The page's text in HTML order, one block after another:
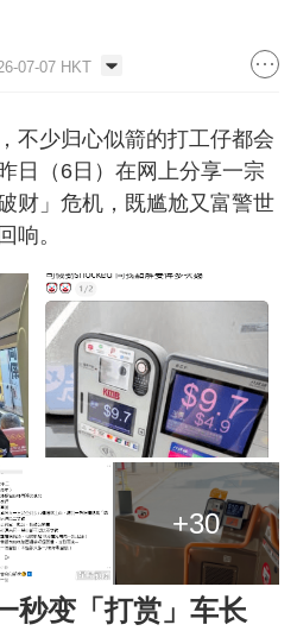
07-07 HKT
不少归心似箭的打工仔都会
日（6日）在网上分享一宗
财」危机，既尴尬又富警世
响。
+30
秒变「打赏」车长